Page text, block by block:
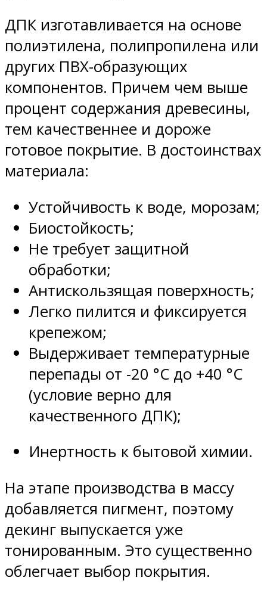
ДПК изготавливается на основе
полиэтилена, полипропилена или
других ПВХ-образующих
компонентов. Причем чем выше
процент содержания древесины,
тем качественнее и дороже
готовое покрытие. В достоинствах
материала:
Устойчивость к воде, морозам;
Биостойкость;
Не требует защитной
обработки;
Антискользящая поверхность;
Легко пилится и фиксируется
крепежом;
Выдерживает температурные
перепады от -20 °C до +40 °С
(условие верно для
качественного ДПК);
Инертность к бытовой химии.
На этапе производства в массу
добавляется пигмент, поэтому
декинг выпускается уже
тонированным. Это существенно
облегчает выбор покрытия.